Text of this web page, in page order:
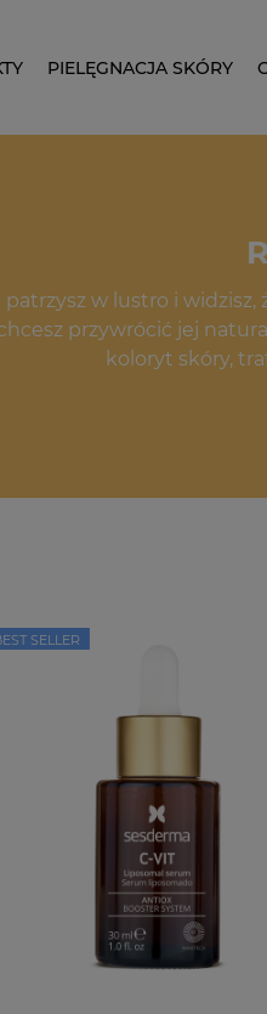
PIELĘGNACJA SKÓRY
patrzysz w lustro i
przywrócić jej
koloryt skóry,
SELLER